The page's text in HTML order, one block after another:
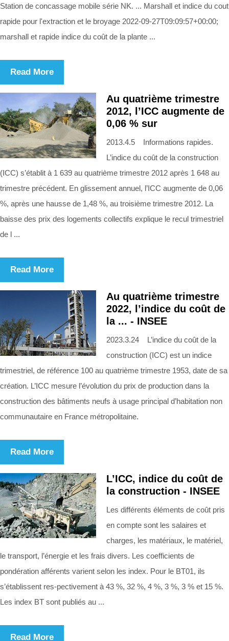
Station de concassage mobile série NK. ... Marshall et indice du cout
rapide pour l'extraction et le broyage 2022-09-27T09:09:57+00:00;
marshall et rapide indice du coût de la plante ...
Read More
Au quatrième trimestre
2012, l’ICC augmente de
0,06 % sur
2013.4.5 Informations rapides.
L’indice du coût de la construction
(ICC) s’établit à 1 639 au quatrième trimestre 2012 après 1 648 au
trimestre précédent. En glissement annuel, l’ICC augmente de 0,06
%, après une hausse de 1,48 %, au troisième trimestre 2012. La
baisse des prix des logements collectifs explique le recul trimestriel
de l ...
Read More
Au quatrième trimestre
2022, l’indice du coût de
la ... - INSEE
2023.3.24 L’indice du coût de la
construction (ICC) est un indice
trimestriel, de référence 100 au quatrième trimestre 1953, date de sa
création. L’ICC mesure l’évolution du prix de production dans la
construction des bâtiments neufs à usage principal d’habitation non
communautaire en France métropolitaine.
Read More
L’ICC, indice du coût de
la construction - INSEE
Les différents éléments de coût pris
en compte sont les salaires et
charges, les matériaux, le matériel,
le transport, l’énergie et les frais divers. Les coefficients de
pondération afférents varient selon les index. Pour le BT01, ils
s’établissent res-pectivement à 43 %, 32 %, 4 %, 3 %, 3 % et 15 %.
Les index BT sont publiés au ...
Read More